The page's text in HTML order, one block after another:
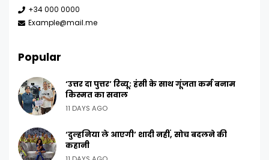
+34 000 0000
Example@mail.me
Popular
‘उत्तर दा पुत्तर’ रिव्यू: हंसी के साथ गूंजता कर्म बनाम
किस्मत का सवाल
11 DAYS AGO
‘दुल्हनिया ले आएगी’ शादी नहीं, सोच बदलने की
कहानी